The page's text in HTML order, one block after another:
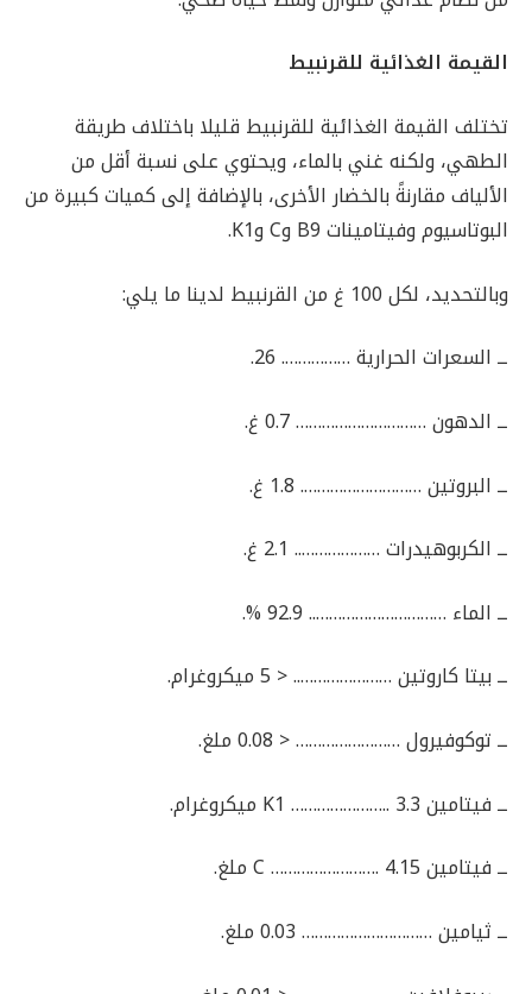
القيمة الغذائية للقرنبيط
تختلف القيمة الغذائية للقرنبيط قليلا باختلاف طريقة
الطهي، ولكنه غني بالماء، ويحتوي على نسبة أقل من
الألياف مقارنةً بالخضار الأخرى، بالإضافة إلى كميات كبيرة من
البوتاسيوم وفيتامينات B9 وC وK1.
وبالتحديد، لكل 100 غ من القرنبيط لدينا ما يلي:
ــ السعرات الحرارية ……………. 26.
ــ الدهون ………………………… 0.7 غ.
ــ البروتين ………………………. 1.8 غ.
ــ الكربوهيدرات ……………….. 2.1 غ.
ــ الماء ………………………….. 92.9 %.
ــ بيتا كاروتين ………………….. < 5 ميكروغرام.
ــ توكوفيرول …………………… < 0.08 ملغ.
ــ فيتامين K1 ………………….. 3.3 ميكروغرام.
ــ فيتامين C ……………………. 4.15 ملغ.
ــ ثيامين ………………………… 0.03 ملغ.